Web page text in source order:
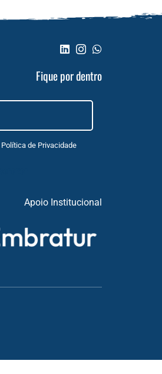
Fique por dentro
Política de Privacidade
Apoio Institucional